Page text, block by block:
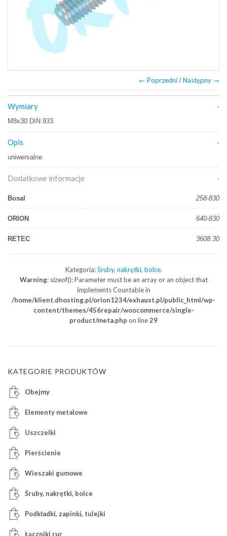
← Poprzedni/Następny →
Wymiary
M8x30 DIN 933
Opis
uniwersalne
Dodatkowe informacje
Bosal 258-830
ORION 640-830
RETEC 3608.30
Kategoria:Śruby, nakrętki, bolce.
Warning: sizeof(): Parameter must be an array or an object that
implements Countable in
/home/klient.dhosting.pl/orion1234/exhaust.pl/public_html/wp-
content/themes/456repair/woocommerce/single-
product/meta.php on line29
KATEGORIE PRODUKTÓW
Obejmy
Elementy metalowe
Uszczelki
Pierścienie
Wieszaki gumowe
Śruby, nakrętki, bolce
Podkładki, zapinki, tulejki
Łączniki rur